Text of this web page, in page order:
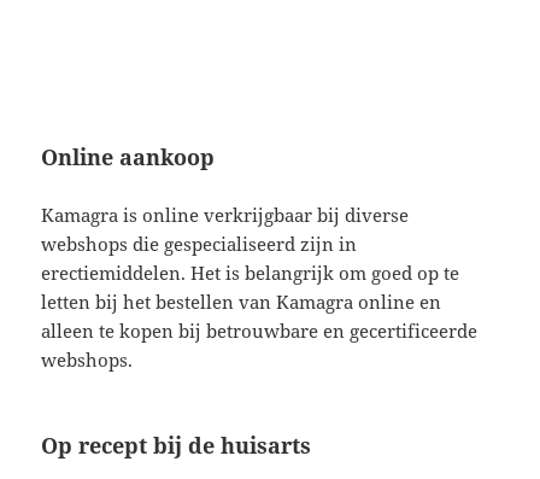
Online aankoop
Kamagra is online verkrijgbaar bij diverse
webshops die gespecialiseerd zijn in
erectiemiddelen. Het is belangrijk om goed op te
letten bij het bestellen van Kamagra online en
alleen te kopen bij betrouwbare en gecertificeerde
webshops.
Op recept bij de huisarts